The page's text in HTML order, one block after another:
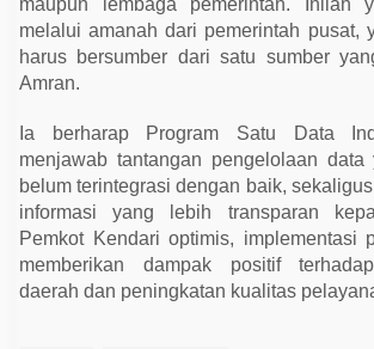
melalui amanah dari pemerintah pusat,
harus bersumber dari satu sumber
Amran.
Ia berharap Program Satu Data
menjawab tantangan pengelolaan
belum terintegrasi dengan baik,
informasi yang lebih transparan
Pemkot Kendari optimis, implementasi
memberikan dampak positif
daerah dan peningkatan kualitas